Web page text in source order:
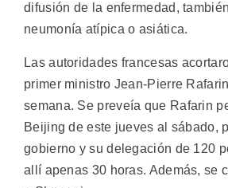
difusión de la enfermedad,
neumonía atípica o asiática.
Las autoridades francesas
primer ministro Jean-Pierre
semana. Se preveía que Rafarin
Beijing de este jueves al sábado,
gobierno y su delegación de 120
allí apenas 30 horas. Además, se